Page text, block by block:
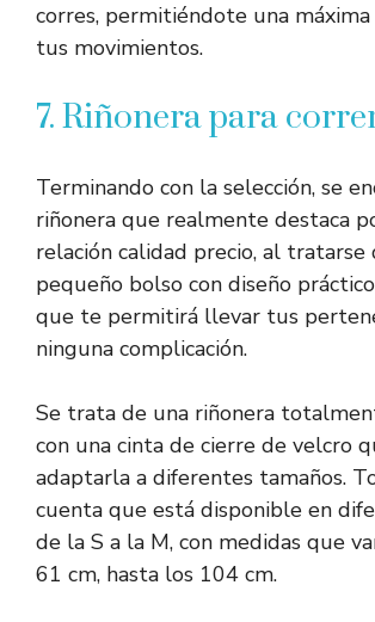
corres, permitiéndote una
tus movimientos.
7. Riñonera para
Terminando con la selección, se
riñonera que realmente destaca
relación calidad precio, al tratarse
pequeño bolso con diseño
que te permitirá llevar tus
ninguna complicación.
Se trata de una riñonera
con una cinta de cierre de velcro
adaptarla a diferentes tamaños.
cuenta que está disponible en
de la S a la M, con medidas que
61 cm, hasta los 104 cm.